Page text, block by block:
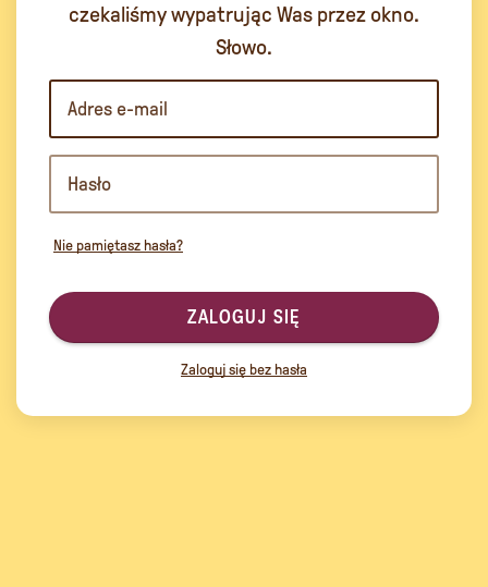
czekaliśmy wypatrując Was przez okno.
Słowo.
Nie pamiętasz hasła?
ZALOGUJ SIĘ
Zaloguj się bez hasła